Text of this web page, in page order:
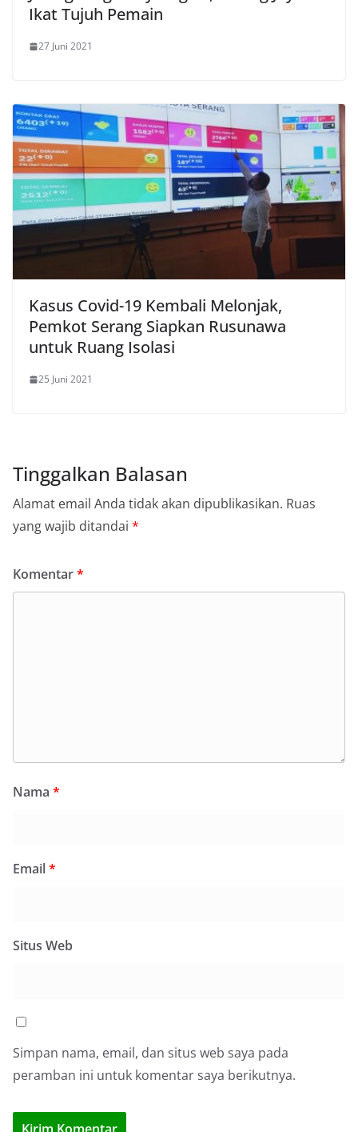
Ikat Tujuh Pemain
27 Juni 2021
Kasus Covid-19 Kembali Melonjak,
Pemkot Serang Siapkan Rusunawa
untuk Ruang Isolasi
25 Juni 2021
Tinggalkan Balasan
Alamat email Anda tidak akan dipublikasikan. Ruas
yang wajib ditandai *
Komentar*
Nama *
Email*
Situs Web
Simpan nama, email, dan situs web saya pada
peramban ini untuk komentar saya berikutnya.